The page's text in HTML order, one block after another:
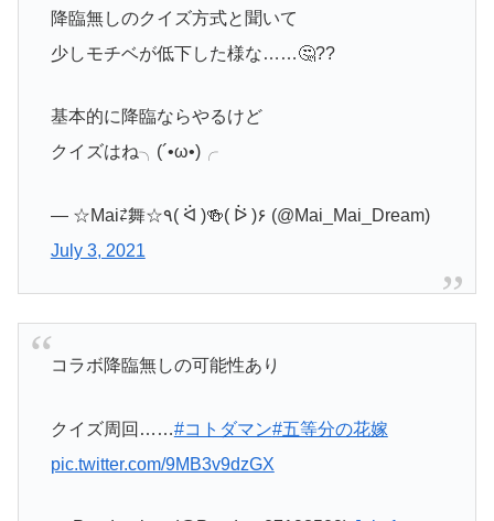
降臨無しのクイズ方式と聞いて
少しモチベが低下した様な……🤔??
基本的に降臨ならやるけど
クイズはね╮(´•ω•)╭
— ☆Mai⇄舞☆٩( ᐛ )🍻( ᐖ )۶ (@Mai_Mai_Dream)
July 3, 2021
コラボ降臨無しの可能性あり
クイズ周回……#コトダマン#五等分の花嫁
pic.twitter.com/9MB3v9dzGX